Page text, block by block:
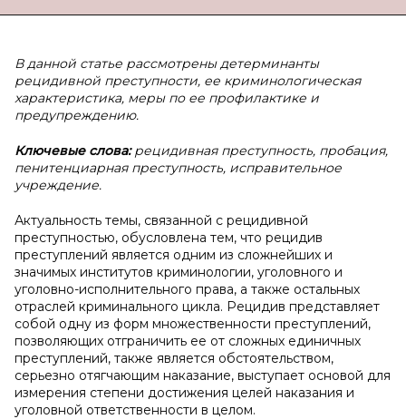
В данной статье рассмотрены детерминанты
рецидивной преступности, ее криминологическая
характеристика, меры по ее профилактике и
предупреждению.
Ключевые слова:рецидивная преступность, пробация,
пенитенциарная преступность, исправительное
учреждение.
Актуальность темы, связанной с рецидивной
преступностью, обусловлена тем, что рецидив
преступлений является одним из сложнейших и
значимых институтов криминологии, уголовного и
уголовно-исполнительного права, а также остальных
отраслей криминального цикла. Рецидив представляет
собой одну из форм множественности преступлений,
позволяющих отграничить ее от сложных единичных
преступлений, также является обстоятельством,
серьезно отягчающим наказание, выступает основой для
измерения степени достижения целей наказания и
уголовной ответственности в целом.